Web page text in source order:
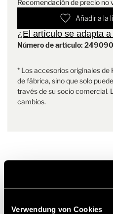
Verwendung von Cookies
permeable al aire de 4 mm en la
corporal pueda disiparse hacia la
cómodas de usar incluso en
adicionalmente en la zona de la
con el tiempo. El diseño hace
conductor y se integra
Peso
Recomendación de precio no
Añadir a la
¿El artículo se adapta
Número de artículo:
* Los accesorios originales
de fábrica, sino que solo
través de su socio comercial.
cambios.
Productos